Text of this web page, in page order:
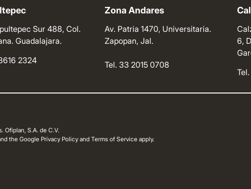
Sur 488, Col.
Guadalajara.
2324
Zona Andares
Av. Patria 1470, Universitaria.
Zapopan, Jal.
Tel. 33 2015 0708
6,
Ofiplan, S.A. de C.V.
the Google Privacy Policy and Terms of Service apply.